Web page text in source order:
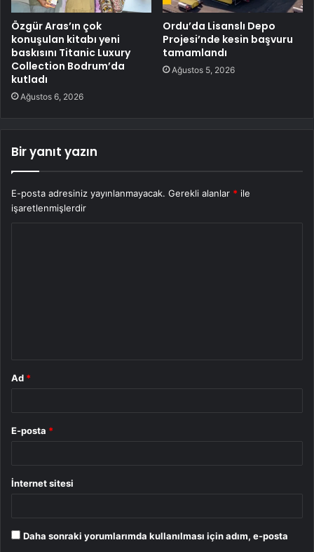
Özgür Aras’ın çok
konuşulan kitabı yeni
baskısını Titanic Luxury
Collection Bodrum’da
kutladı
Ağustos 6, 2026
Ordu’da Lisanslı Depo
Projesi’nde kesin başvuru
tamamlandı
Ağustos 5, 2026
Bir yanıt yazın
E-posta adresiniz yayınlanmayacak. Gerekli alanlar * ile
işaretlenmişlerdir
Ad *
E-posta *
İnternet sitesi
Daha sonraki yorumlarımda kullanılması için adım, e-posta